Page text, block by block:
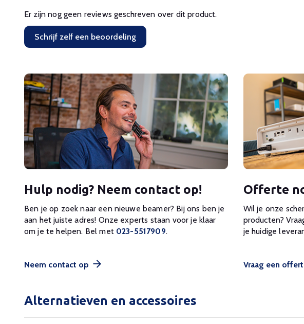
Er zijn nog geen reviews geschreven over dit product.
Schrijf zelf een beoordeling
Hulp nodig? Neem contact op!
Ben je op zoek naar een nieuwe beamer? Bij ons ben je
aan het juiste adres! Onze experts staan voor je klaar
om je te helpen. Bel met 023-5517909.
Neem contact op
Offerte
Wil je onze
producten?
je huidige
Vraag een
Alternatieven en accessoires